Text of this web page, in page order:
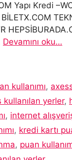
Yapı Kredi
Devamını oku…
kullanımı,
kullanılan yerler,
, internet
, kredi kartı
, puan